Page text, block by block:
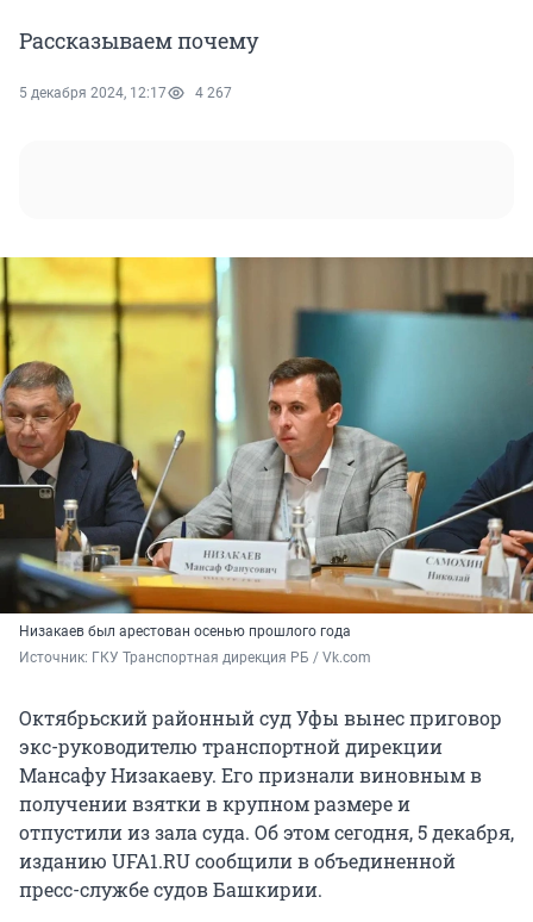
Рассказываем почему
5 декабря 2024, 12:17 4 267
Низакаев был арестован осенью прошлого года
Источник: ГКУ Транспортная дирекция РБ / Vk.com
Октябрьский районный суд Уфы вынес приговор
экс-руководителю транспортной дирекции
Мансафу Низакаеву. Его признали виновным в
получении взятки в крупном размере и
отпустили из зала суда. Об этом сегодня, 5 декабря,
изданию UFA1.RU сообщили в объединенной
пресс-службе судов Башкирии.